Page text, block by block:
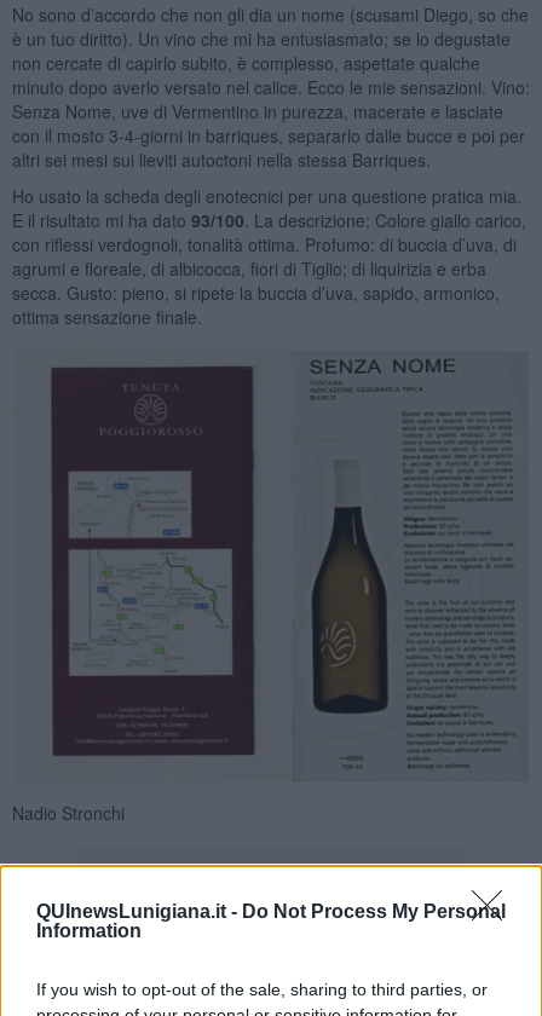
QUInewsLunigiana.it - Do Not Process My Personal
Information
If you wish to opt-out of the sale, sharing to third parties, or
No sono d’accordo che non gli dia un nome (scusami Diego, so che
è un tuo diritto). Un vino che mi ha entusiasmato; se lo degustate
non cercate di capirlo subito, è complesso, aspettate qualche
minuto dopo averlo versato nel calice. Ecco le mie sensazioni. Vino:
Senza Nome, uve di Vermentino in purezza, macerate e lasciate
con il mosto 3-4-giorni in barriques, separarlo dalle bucce e poi per
altri sei mesi sui lieviti autoctoni nella stessa Barriques.
Ho usato la scheda degli enotecnici per una questione pratica mia.
E il risultato mi ha dato 93/100 . La descrizione: Colore giallo carico,
con riflessi verdognoli, tonalità ottima. Profumo: di buccia d’uva, di
agrumi e floreale, di albicocca, fiori di Tiglio; di liquirizia e erba
secca. Gusto: pieno, si ripete la buccia d’uva, sapido, armonico,
ottima sensazione finale.
Nadio Stronchi
Newsletter QUInews - ToscanaMedia.Arriva gratis tutti i giorni